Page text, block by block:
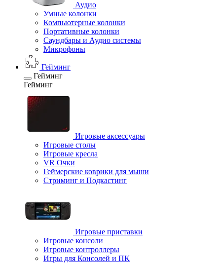
Аудио
Умные колонки
Компьютерные колонки
Портативные колонки
Саундбары и Аудио системы
Микрофоны
Гейминг
Гейминг
Гейминг
Игровые аксессуары
Игровые столы
Игровые кресла
VR Очки
Геймерские коврики для мыши
Стриминг и Подкастинг
Игровые приставки
Игровые консоли
Игровые контроллеры
Игры для Консолей и ПК